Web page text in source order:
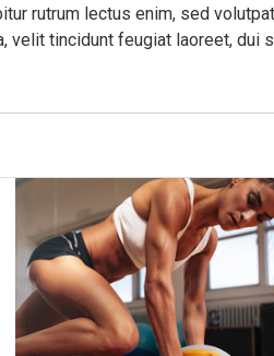
rutrum lectus enim, sed
velit tincidunt feugiat laoreet,